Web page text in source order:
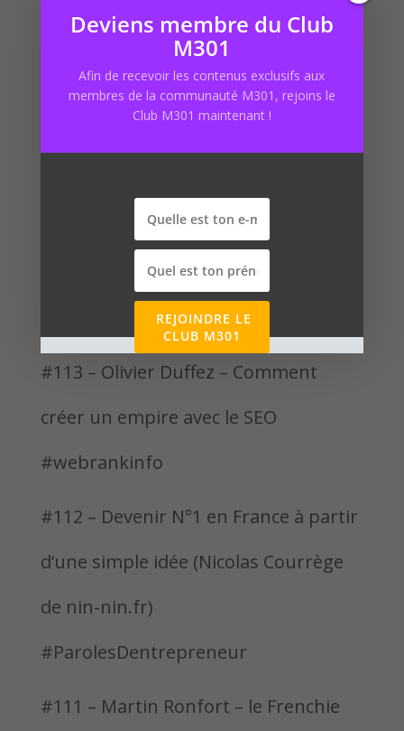
#115 – Ahmed Jones – Abandonner
ses études pour se lancer dans la
#114 – Kevin Jourdan – Vendre et
acheter un site qui génère déjà du CA
#113 – Olivier Duffez – Comment
créer un empire avec le SEO
#webrankinfo
#112 – Devenir N°1 en France à partir
d’une simple idée (Nicolas Courrège
de nin-nin.fr)
#ParolesDentrepreneur
#111 – Martin Ronfort – le Frenchie
Deviens membre du Club
M301
Afin de recevoir les contenus exclusifs aux
membres de la communauté M301, rejoins le
Club M301 maintenant !
REJOINDRE LE
CLUB M301